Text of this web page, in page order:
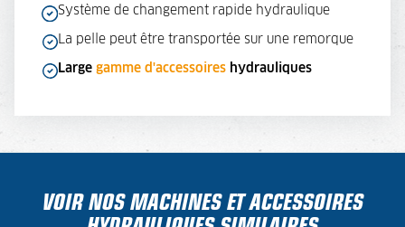
Système de changement rapide hydraulique
La pelle peut être transportée sur une remorque
Large gamme d'accessoireshydrauliques
VOIR NOS MACHINES ET ACCESSOIRES